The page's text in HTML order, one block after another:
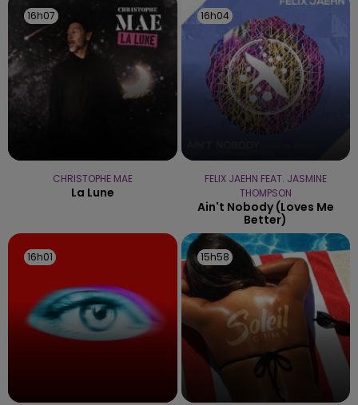
16h07
16h07
CHRISTOPHE MAE
La Lune
16h04
16h04
FELIX JAEHN FEAT. JASMINE
THOMPSON
Ain't Nobody (loves Me
Better)
16h01
16h01 15h58
15h58